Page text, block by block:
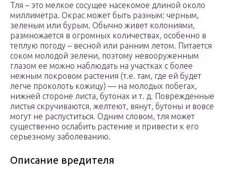
Тля – это мелкое сосущее насекомое длиной около
миллиметра. Окрас может быть разным: черным,
зеленым или бурым. Обычно живет колониями,
размножается в огромных количествах, особенно в
теплую погоду – весной или ранним летом. Питается
соком молодой зелени, поэтому невооруженным
глазом ее можно наблюдать на участках с более
нежным покровом растения (т.е. там, где ей будет
легче проколоть кожицу) — на молодых побегах,
нижней стороне листа, бутонах и т. д. Поврежденные
листья скручиваются, желтеют, вянут, бутоны и вовсе
могут не распуститься. Одним словом, тля может
существенно ослабить растение и привести к его
серьезному заболеванию.
Описание вредителя